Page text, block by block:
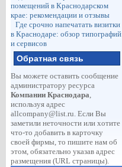
помещений в Краснодарском
крае: рекомендации и отзывы
Где срочно напечатать визитки
в Краснодаре: обзор типографий
и сервисов
Обратная связь
Вы можете оставить сообщение
администратору ресурса
Компании Краснодара,
используя адрес
allcompany@list.ru. Если Вы
заметили неточности или хотите
что-то добавить в карточку
своей фирмы, то пишите нам об
этом, обязательно указав адрес
размещения (URL страницы).